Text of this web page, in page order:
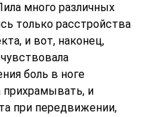
много различных
только расстройства
и вот, наконец,
боль в ноге
прихрамывать, и
при передвижении,